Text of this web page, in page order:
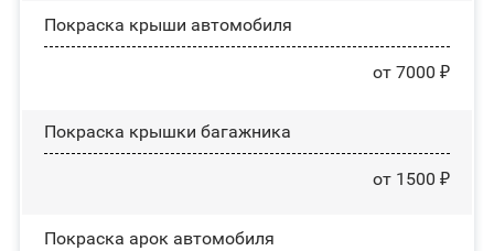
Покраска крыши автомобиля
от 7000 ₽
Покраска крышки багажника
от 1500 ₽
Покраска арок автомобиля